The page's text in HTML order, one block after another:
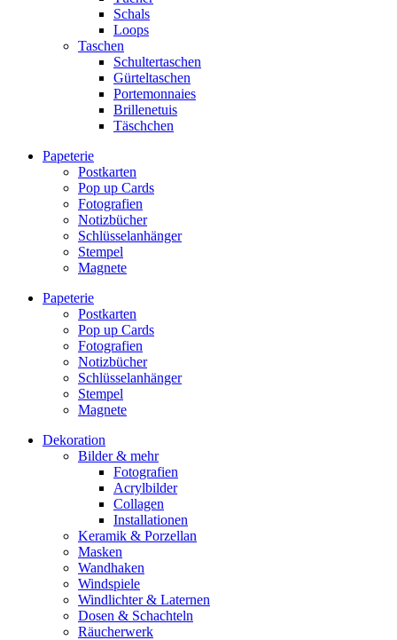
Schals
Loops
Taschen
Schultertaschen
Gürteltaschen
Portemonnaies
Brillenetuis
Täschchen
Papeterie
Postkarten
Pop up Cards
Fotografien
Notizbücher
Schlüsselanhänger
Stempel
Magnete
Papeterie
Postkarten
Pop up Cards
Fotografien
Notizbücher
Schlüsselanhänger
Stempel
Magnete
Dekoration
Bilder & mehr
Fotografien
Acrylbilder
Collagen
Installationen
Keramik & Porzellan
Masken
Wandhaken
Windspiele
Windlichter & Laternen
Dosen & Schachteln
Räucherwerk